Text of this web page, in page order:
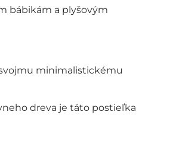
bábikám a plyšovým
minimalistickému
dreva je táto postieľka